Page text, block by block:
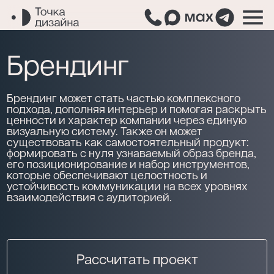
Заполните форму
— и мы вам
перезвоним
Или напишите нам сами
ФИО
Ваш номер телефона
Заполните форму
— и мы вам
перезвоним
Или напишите нам сами
Как вас зовут?
Ваш номер телефона
Брендинг
Брендинг может стать частью комплексного
подхода, дополняя интерьер и помогая раскрыть
ценности и характер компании через единую
визуальную систему. Также он может
существовать как самостоятельный продукт:
формировать с нуля узнаваемый образ бренда,
его позиционирование и набор инструментов,
которые обеспечивают целостность и
устойчивость коммуникации на всех уровнях
взаимодействия с аудиторией.
Рассчитать проект